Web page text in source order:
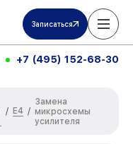
Записаться
+7 (495) 152-68-30
/ E4 /
Замена
микросхемы
усилителя